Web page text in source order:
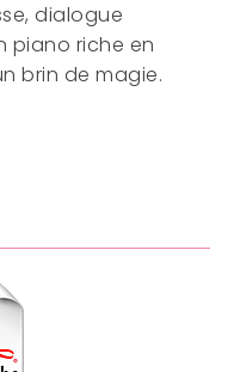
dialogue
piano riche en
brin de magie.